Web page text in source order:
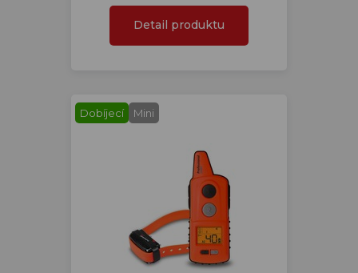
Detail produktu
Dobíjecí Mini